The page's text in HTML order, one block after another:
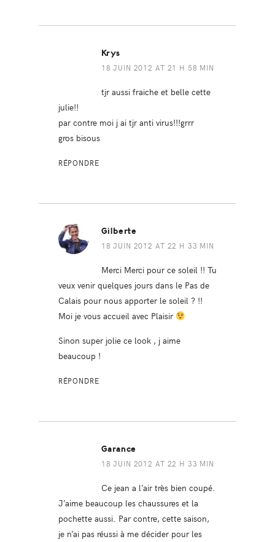
Krys
18 JUIN 2012 AT 21 H 58 MIN
tjr aussi fraiche et belle cette
julie!!
par contre moi j ai tjr anti virus!!!grrr
gros bisous
RÉPONDRE
Gilberte
18 JUIN 2012 AT 22 H 33 MIN
Merci Merci pour ce soleil !! Tu
veux venir quelques jours dans le Pas de
Calais pour nous apporter le soleil ? !!
Moi je vous accueil avec Plaisir
Sinon super jolie ce look , j aime
beaucoup !
RÉPONDRE
Garance
18 JUIN 2012 AT 22 H 33 MIN
Ce jean a l’air très bien coupé.
J’aime beaucoup les chaussures et la
pochette aussi. Par contre, cette saison,
je n’ai pas réussi à me décider pour les